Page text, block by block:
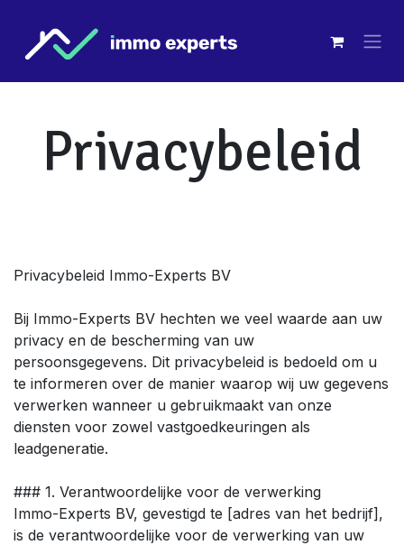
Privacybeleid
Privacybeleid Immo-Experts BV
Bij Immo-Experts BV hechten we veel waarde aan uw
privacy en de bescherming van uw
persoonsgegevens. Dit privacybeleid is bedoeld om u
te informeren over de manier waarop wij uw gegevens
verwerken wanneer u gebruikmaakt van onze
diensten voor zowel vastgoedkeuringen als
leadgeneratie.
### 1. Verantwoordelijke voor de verwerking
Immo-Experts BV, gevestigd te [adres van het bedrijf],
is de verantwoordelijke voor de verwerking van uw